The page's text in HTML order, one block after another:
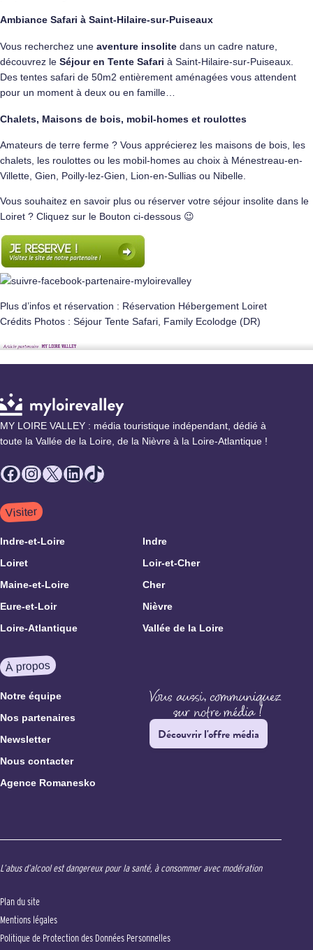
Ambiance Safari à Saint-Hilaire-sur-Puiseaux
Vous recherchez une aventure insolite dans un cadre nature,
découvrez le Séjour en Tente Safari à Saint-Hilaire-sur-Puiseaux.
Des tentes safari de 50m2 entièrement aménagées vous attendent
pour un moment à deux ou en famille…
Chalets, Maisons de bois, mobil-homes et roulottes
Amateurs de terre ferme ? Vous apprécierez les maisons de bois, les
chalets, les roulottes ou les mobil-homes au choix à Ménestreau-en-
Villette, Gien, Poilly-lez-Gien, Lion-en-Sullias ou Nibelle.
Vous souhaitez en savoir plus ou réserver votre séjour insolite dans le
Loiret ? Cliquez sur le Bouton ci-dessous 😉
Plus d’infos et réservation : Réservation Hébergement Loiret
Crédits Photos : Séjour Tente Safari, Family Ecolodge (DR)
MY LOIRE VALLEY : média touristique indépendant, dédié à
toute la Vallée de la Loire, de la Nièvre à la Loire-Atlantique !
Facebook
Instagram
X LinkedIn
TikTok
Visiter
Indre-et-Loire
Indre
Loiret
Loir-et-Cher
Maine-et-Loire
Cher
Eure-et-Loir
Nièvre
Loire-Atlantique
Vallée de la Loire
À propos
Notre équipe
Nos partenaires
Newsletter
Nous contacter
Agence Romanesko
Découvrir l'offre média
L’abus d’alcool est dangereux pour la santé, à consommer avec modération
Plan du site
Mentions légales
Politique de Protection des Données Personnelles